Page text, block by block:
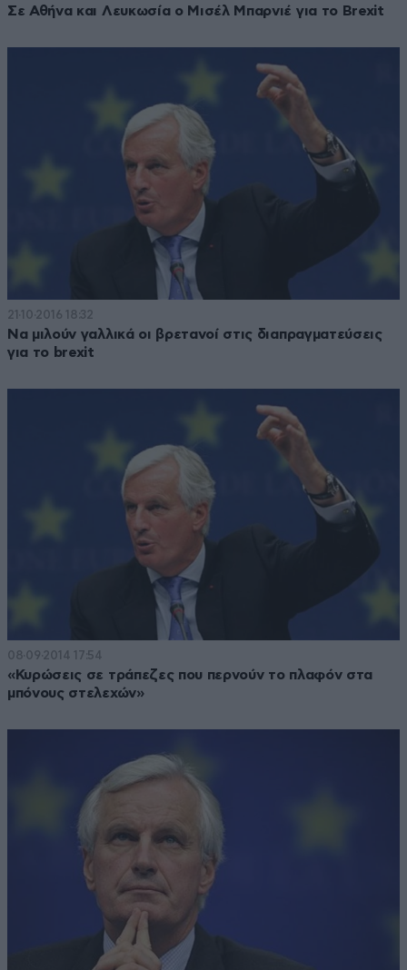
Σε Αθήνα και Λευκωσία ο Μισέλ Μπαρνιέ για το Brexit
21·10·2016 18:32
Να μιλούν γαλλικά οι βρετανοί στις διαπραγματεύσεις
για το brexit
08·09·2014 17:54
«Κυρώσεις σε τράπεζες που περνούν το πλαφόν στα
μπόνους στελεχών»